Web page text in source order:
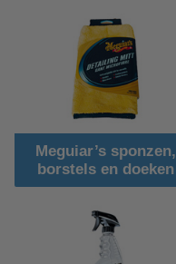
Meguiar’s sponzen,
borstels en doeken